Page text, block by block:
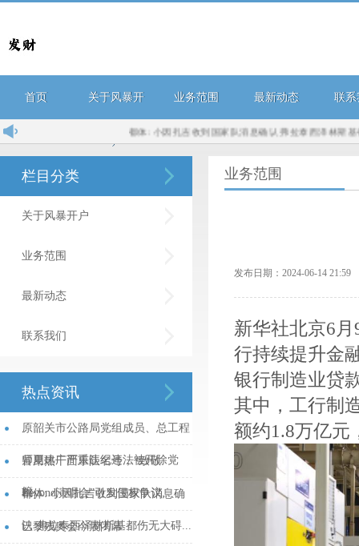
首页 关于风暴开
户
业务范围 最新动态 联系
都体: 小因扎吉收到国家队消息确认 弗拉泰西泽林斯基都
栏目分类
关于风暴开户
业务范围
最新动态
联系我们
热点资讯
原韶关市公路局党组成员、总工程
师夏建广严重违纪违法被开除党
籍...
冒用热干面乐队名号，“致敬
Beyond演唱会”引发侵权争议...
都体: 小因扎吉收到国家队消息确
认 弗拉泰西泽林斯基都伤无大碍...
巴黎残奥会今晨闭幕...
业务范围
发布日期：2024-06-14
新华社北京6
行持续提升金
银行制造业贷
其中，工行制
额约1.8万亿元